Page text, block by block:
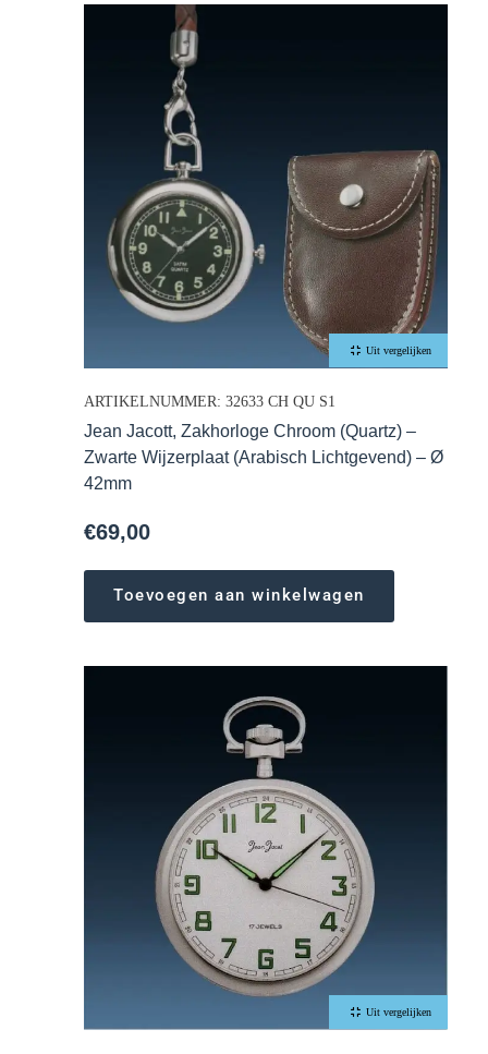
Uit vergelijken
ARTIKELNUMMER: 32633 CH QU S1
Jean Jacott, Zakhorloge Chroom (Quartz) –
Zwarte Wijzerplaat (Arabisch Lichtgevend) – Ø
42mm
€69,00
Toevoegen aan winkelwagen
Uit vergelijken